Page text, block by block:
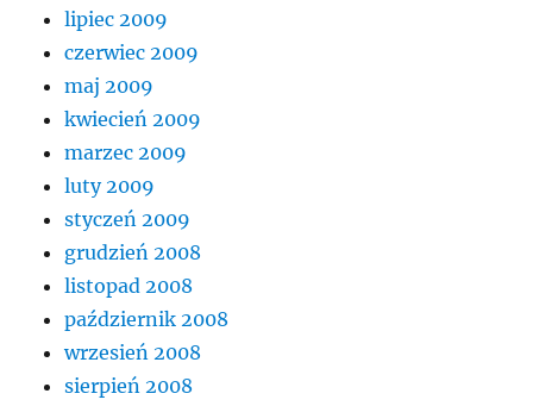
lipiec 2009
czerwiec 2009
maj 2009
kwiecień 2009
marzec 2009
luty 2009
styczeń 2009
grudzień 2008
listopad 2008
październik 2008
wrzesień 2008
sierpień 2008